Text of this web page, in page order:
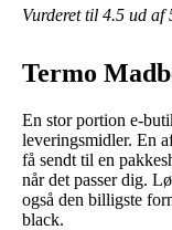
Vurderet til 4.5 ud af
Termo
En stor portion e-
leveringsmidler. En
få sendt til en
når det passer dig.
også den billigste
black.